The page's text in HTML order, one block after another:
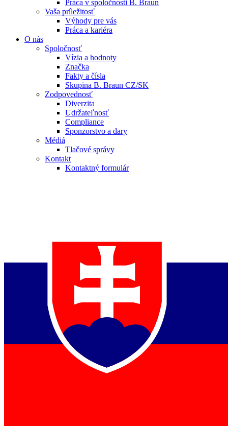
Práca v spoločnosti B. Braun
Vaša príležitosť
Výhody pre vás
Práca a kariéra
O nás
Spoločnosť
Vízia a hodnoty
Značka
Fakty a čísla
Skupina B. Braun CZ/SK
Zodpovednosť
Diverzita
Udržateľnosť
Compliance
Sponzorstvo a dary
Médiá
Tlačové správy
Kontakt
Kontaktný formulár